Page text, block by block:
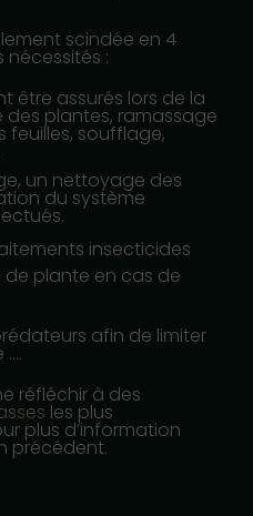
scindée en 4
:
être assurés lors de la
des plantes, ramassage
feuilles, soufflage,
un nettoyage des
du système
insecticides
plante en cas de
afin de limiter
….
réfléchir à des
les plus
plus d’information
précédent.